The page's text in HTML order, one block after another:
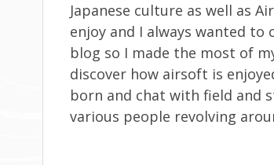
Japanese culture as well as
enjoy and I always wanted
blog so I made the most of
discover how airsoft is
born and chat with field and
various people revolving